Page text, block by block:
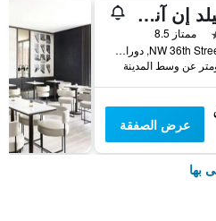
فيرفيلد إن آند سويتس باي ماريوت ميامي أيربورت ويست/دورال
ممتاز 8.5
8051 NW 36th Street, دورال, FL, الولايات المتحدة الأميريكية
عرض الصفقة
بها